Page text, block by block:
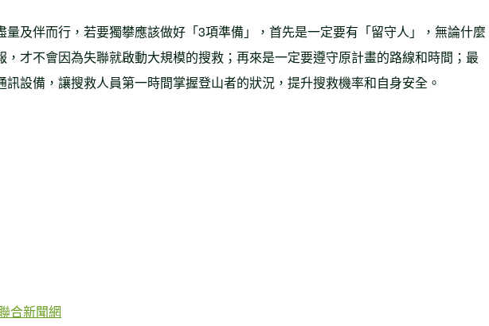
量及伴而行，若要獨攀應該做好「3項準備」，首先是一定要有「留守人」，無論什麼
，才不會因為失聯就啟動大規模的搜救；再來是一定要遵守原計畫的路線和時間；最
訊設備，讓搜救人員第一時間掌握登山者的狀況，提升搜救機率和自身安全。
合新聞網